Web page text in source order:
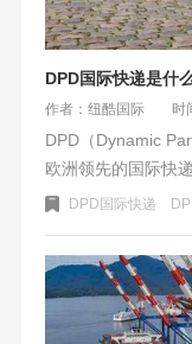
DPD国际快递是什
作者：纽酷国际 时
DPD（Dynamic
欧洲领先的国际快
务，包括国内和跨
全、顺畅的货物运
DPD国际快递